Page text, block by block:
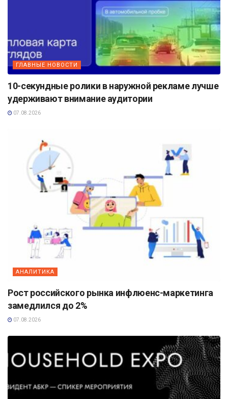
ГЛАВНЫЕ НОВОСТИ
10-секундные ролики в наружной рекламе лучше
удерживают внимание аудитории
07.08.2026
АНАЛИТИКА
Рост российского рынка инфлюенс-маркетинга
замедлился до 2%
07.08.2026